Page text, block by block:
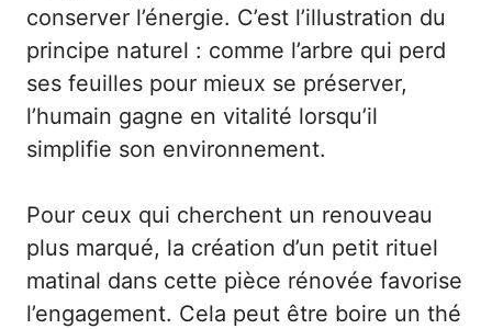
conserver l’énergie. C’est l’illustration du
principe naturel : comme l’arbre qui perd
ses feuilles pour mieux se préserver,
l’humain gagne en vitalité lorsqu’il
simplifie son environnement.
Pour ceux qui cherchent un renouveau
plus marqué, la création d’un petit rituel
matinal dans cette pièce rénovée favorise
l’engagement. Cela peut être boire un thé